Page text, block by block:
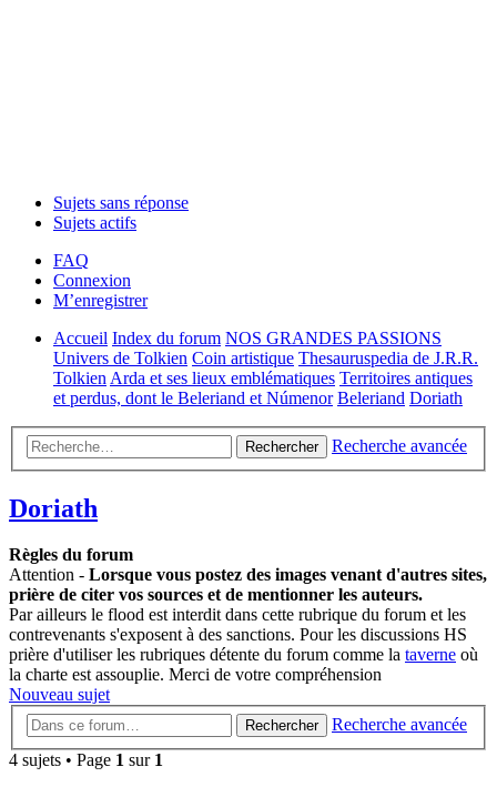
Sujets sans réponse
Sujets actifs
FAQ
Connexion
M’enregistrer
Accueil Index du forum NOS GRANDES PASSIONS
Univers de Tolkien Coin artistique Thesauruspedia de J.R.R.
Tolkien Arda et ses lieux emblématiques Territoires antiques
et perdus, dont le Beleriand et Númenor Beleriand Doriath
Rechercher Recherche avancée
Doriath
Règles du forum
Attention - Lorsque vous postez des images venant d'autres sites,
prière de citer vos sources et de mentionner les auteurs.
Par ailleurs le flood est interdit dans cette rubrique du forum et les
contrevenants s'exposent à des sanctions. Pour les discussions HS
prière d'utiliser les rubriques détente du forum comme la taverne où
la charte est assouplie. Merci de votre compréhension
Nouveau sujet
Rechercher
Recherche avancée
4 sujets • Page 1 sur 1